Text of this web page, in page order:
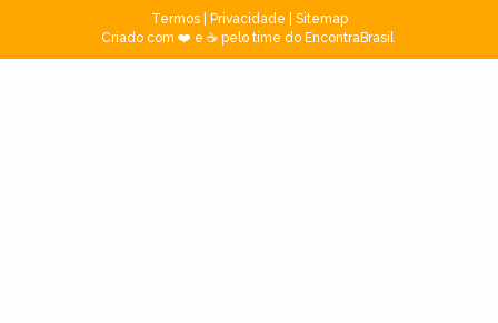
Termos| Privacidade
Sitemap
Criado com ❤️ e ☕ pelo time do EncontraBrasil